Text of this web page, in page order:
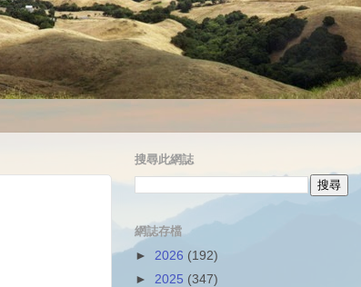
搜尋此網誌
網誌存檔
► 2026 (192)
► 2025 (347)